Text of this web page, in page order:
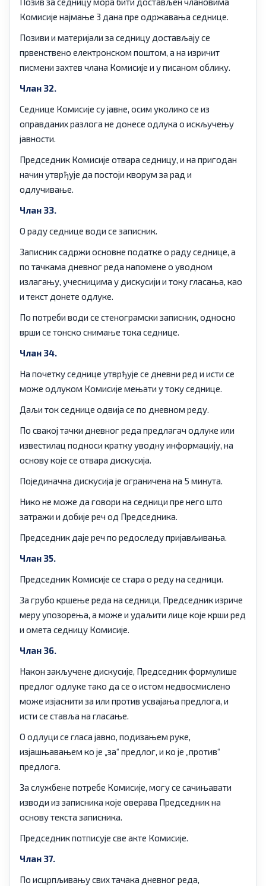
Комисије најмање 3 дана пре одржавања седнице.
Позиви и материјали за седницу достављају се
првенствено електронском поштом, а на изричит
писмени захтев члана Комисије и у писаном облику.
Члан 32.
Седнице Комисије су јавне, осим уколико се из
оправданих разлога не донесе одлука о искључењу
јавности.
Председник Комисије отвара седницу, и на пригодан
начин утврђује да постоји кворум за рад и
одлучивање.
Члан 33.
О раду седнице води се записник.
Записник садржи основне податке о раду седнице, а
по тачкама дневног реда напомене о уводном
излагању, учесницима у дискусији и току гласања, као
и текст донете одлуке.
По потреби води се стенограмски записник, односно
врши се тонско снимање тока седнице.
Члан 34.
На почетку седнице утврђује се дневни ред и исти се
може одлуком Комисије мењати у току седнице.
Даљи ток седнице одвија се по дневном реду.
По свакој тачки дневног реда предлагач одлуке или
известилац подноси кратку уводну информацију, на
основу које се отвара дискусија.
Појединачна дискусија је ограничена на 5 минута.
Нико не може да говори на седници пре него што
затражи и добије реч од Председника.
Председник даје реч по редоследу пријављивања.
Члан 35.
Председник Комисије се стара о реду на седници.
За грубо кршење реда на седници, Председник изриче
меру упозорења, а може и удаљити лице које крши ред
и омета седницу Комисије.
Члан 36.
Након закључене дискусије, Председник формулише
предлог одлуке тако да се о истом недвосмислено
може изјаснити за или против усвајања предлога, и
исти се ставља на гласање.
О одлуци се гласа јавно, подизањем руке,
изјашњавањем ко је „за“ предлог, и ко је „против“
предлога.
За службене потребе Комисије, могу се сачињавати
изводи из записника које оверава Председник на
основу текста записника.
Председник потписује све акте Комисије.
Члан 37.
По исцрпљивању свих тачака дневног реда,